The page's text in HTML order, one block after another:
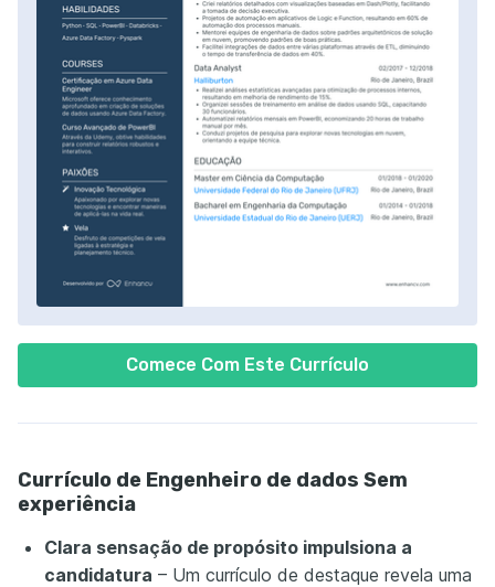
Comece Com Este Currículo
Currículo de Engenheiro de dados Sem
experiência
Clara sensação de propósito impulsiona a
candidatura – Um currículo de destaque revela uma